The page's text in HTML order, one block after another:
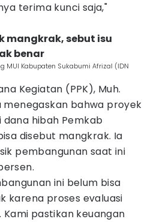
terima kunci saja,"
mangkrak, sebut isu
benar
MUI Kabupaten Sukabumi Afrizal (IDN
Kegiatan (PPK), Muh.
menegaskan bahwa proyek
dana hibah Pemkab
disebut mangkrak. Ia
pembangunan saat ini
ini belum bisa
karena proses evaluasi
pastikan keuangan